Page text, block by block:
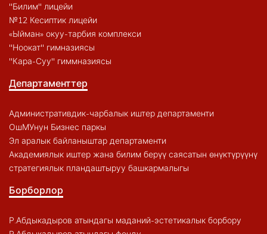
"Билим" лицейи
№12 Кесиптик лицейи
«Ыйман» окуу-тарбия комплекси
"Ноокат" гимназиясы
"Кара-Суу" гиммназиясы
Департаменттер
Административдик-чарбалык иштер департаменти
ОшМУнун Бизнес паркы
Эл аралык байланыштар департаменти
Академиялык иштер жана билим берүү саясатын өнүктүрүүнү
стратегиялык пландаштыруу башкармалыгы
Борборлор
Р.Абдыкадыров атындагы маданий-эстетикалык борбору